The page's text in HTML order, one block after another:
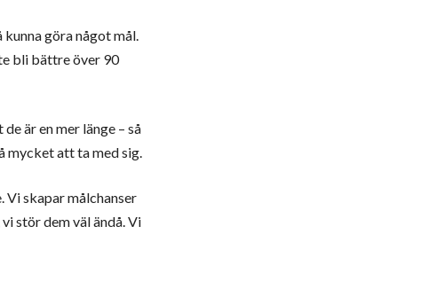
göra något mål.
bli bättre över 90
är en mer länge – så
mycket att ta med sig.
Vi skapar målchanser
stör dem väl ändå. Vi